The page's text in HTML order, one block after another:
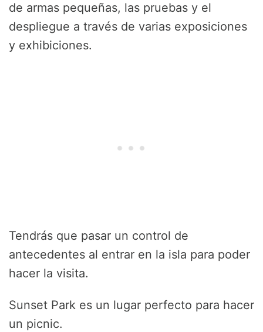
de armas pequeñas, las pruebas y el
despliegue a través de varias exposiciones
y exhibiciones.
Tendrás que pasar un control de
antecedentes al entrar en la isla para poder
hacer la visita.
Sunset Park es un lugar perfecto para hacer
un picnic.